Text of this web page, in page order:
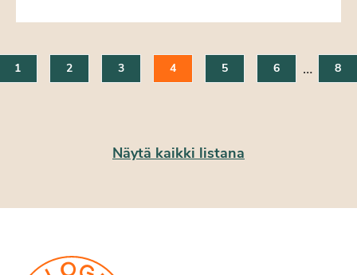
1 2 3 4 5 6 … 8
Näytä kaikki listana